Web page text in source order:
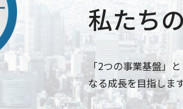
私たち
「2つの事業基盤」
なる成長を目指しま